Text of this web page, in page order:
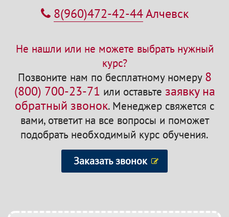
8(960)472-42-44Алчевск
Не нашли или не можете выбрать нужный
курс?
Позвоните нам по бесплатному номеру 8
(800) 700-23-71 или оставьте заявку на
обратный звонок.Менеджер свяжется с
вами, ответит на все вопросы и поможет
подобрать необходимый курс обучения.
Заказать звонок